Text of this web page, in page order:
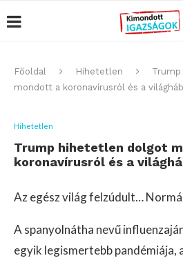
Főoldal Hihetetlen
mondott a koronavírusról és a
Hihetetlen
Trump hihetetlen dolgot
koronavírusról és a
Az egész világ felzúdult…
A spanyolnátha nevű
egyik legismertebb pandémiája,